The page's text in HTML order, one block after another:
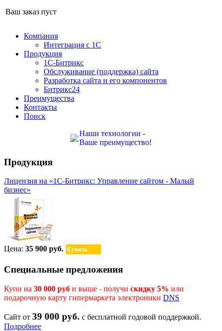
Ваш заказ пуст
Компания
Интеграция с 1С
Продукция
1С-Битрикс
Обслуживание (поддержка) сайта
Разработка сайта и его компонентов
Битрикс24
Преимущества
Контакты
Поиск
Наши технологии -
Ваше преимущество!
Продукция
Лицензия на «1С-Битрикс: Управление сайтом - Малый
бизнес»
Цена: 35 900 руб. Купить
Специальные предложения
Купи на 30 000 руб и выше - получи скидку 5% или
подарочную карту гипермаркета электроники DNS
Сайт от 39 000 руб. с бесплатной годовой поддержкой.
Подробнее